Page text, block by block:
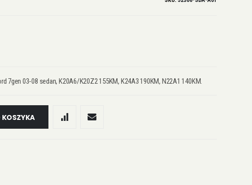
7gen 03-08 sedan, K20A6/K20Z2 155KM, K24A3 190KM, N22A1 140KM.